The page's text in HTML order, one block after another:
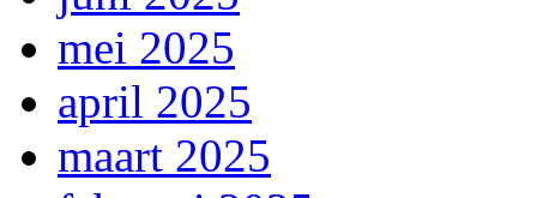
mei 2025
april 2025
maart 2025